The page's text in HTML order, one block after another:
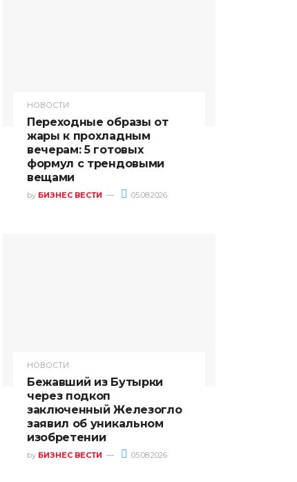
НОВОСТИ
Переходные образы от
жары к прохладным
вечерам: 5 готовых
формул с трендовыми
вещами
by БИЗНЕС ВЕСТИ 05.08.2026
НОВОСТИ
Бежавший из Бутырки
через подкоп
заключенный Железогло
заявил об уникальном
изобретении
by БИЗНЕС ВЕСТИ 05.08.2026